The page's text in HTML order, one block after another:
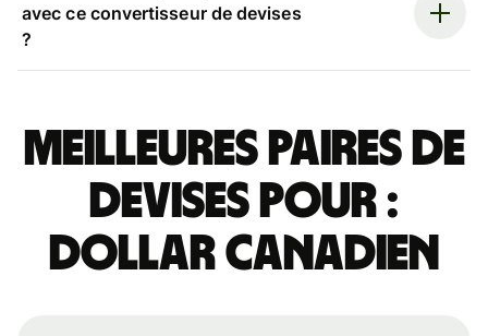
avec ce convertisseur de devises
?
Meilleures paires de
devises pour :
dollar canadien